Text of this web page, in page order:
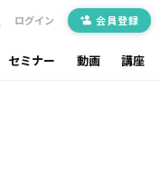
セミナー 動画 講座
ログイン 会員登録